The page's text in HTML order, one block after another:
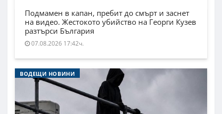
Подмамен в капан, пребит до смърт и заснет
на видео. Жестокото убийство на Георги Кузев
разтърси България
07.08.2026 17:42ч.
ВОДЕЩИ НОВИНИ